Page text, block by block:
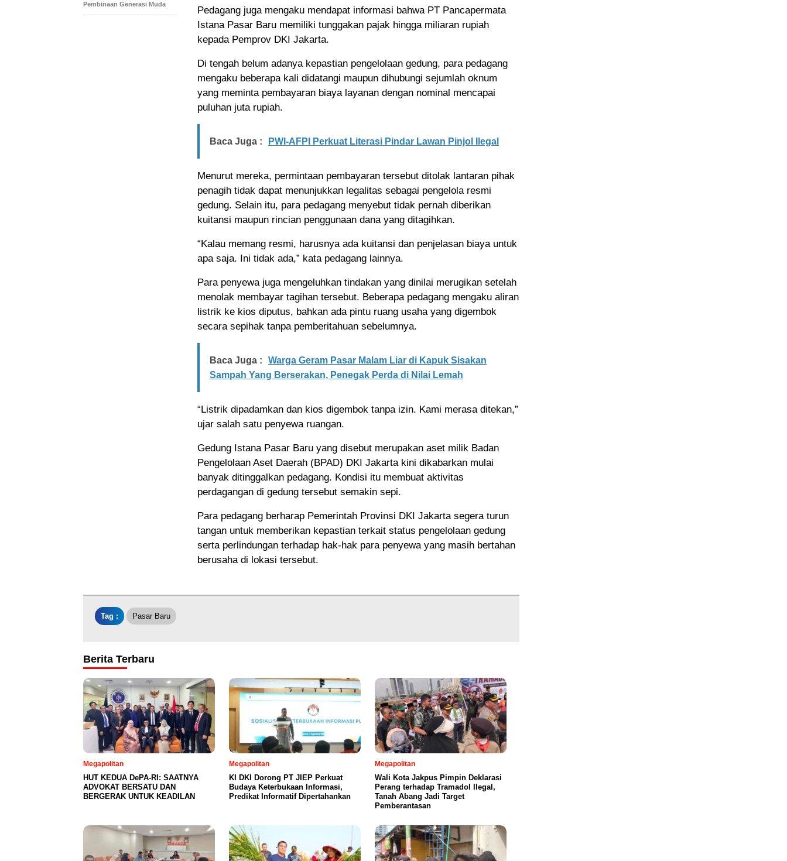
Pedagang juga mengaku mendapat informasi bahwa PT Pancapermata
Istana Pasar Baru memiliki tunggakan pajak hingga miliaran rupiah
kepada Pemprov DKI Jakarta.
Di tengah belum adanya kepastian pengelolaan gedung, para pedagang
mengaku beberapa kali didatangi maupun dihubungi sejumlah oknum
yang meminta pembayaran biaya layanan dengan nominal mencapai
puluhan juta rupiah.
Baca Juga : PWI-AFPI Perkuat Literasi Pindar Lawan Pinjol Ilegal
Menurut mereka, permintaan pembayaran tersebut ditolak lantaran pihak
penagih tidak dapat menunjukkan legalitas sebagai pengelola resmi
gedung. Selain itu, para pedagang menyebut tidak pernah diberikan
kuitansi maupun rincian penggunaan dana yang ditagihkan.
“Kalau memang resmi, harusnya ada kuitansi dan penjelasan biaya untuk
apa saja. Ini tidak ada,” kata pedagang lainnya.
Para penyewa juga mengeluhkan tindakan yang dinilai merugikan setelah
menolak membayar tagihan tersebut. Beberapa pedagang mengaku aliran
listrik ke kios diputus, bahkan ada pintu ruang usaha yang digembok
secara sepihak tanpa pemberitahuan sebelumnya.
Baca Juga :
Warga Geram Pasar Malam Liar di Kapuk Sisakan
Sampah Yang Berserakan, Penegak Perda di Nilai Lemah
“Listrik dipadamkan dan kios digembok tanpa izin. Kami merasa ditekan,”
ujar salah satu penyewa ruangan.
Gedung Istana Pasar Baru yang disebut merupakan aset milik Badan
Pengelolaan Aset Daerah (BPAD) DKI Jakarta kini dikabarkan mulai
banyak ditinggalkan pedagang. Kondisi itu membuat aktivitas
perdagangan di gedung tersebut semakin sepi.
Para pedagang berharap Pemerintah Provinsi DKI Jakarta segera turun
tangan untuk memberikan kepastian terkait status pengelolaan gedung
serta perlindungan terhadap hak-hak para penyewa yang masih bertahan
berusaha di lokasi tersebut.
Pembinaan Generasi Muda
Tag : Pasar Baru
Berita Terbaru
Megapolitan
HUT KEDUA DePA-RI: SAATNYA
ADVOKAT BERSATU DAN
BERGERAK UNTUK KEADILAN
Megapolitan
KI DKI Dorong PT JIEP Perkuat
Budaya Keterbukaan Informasi,
Predikat Informatif Dipertahankan
Megapolitan
Wali Kota Jakpus Pimpin Deklarasi
Perang terhadap Tramadol Ilegal,
Tanah Abang Jadi Target
Pemberantasan